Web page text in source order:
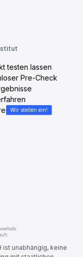
testen lassen
Pre-Check
Wir stellen ein!
ist unabhängig, keine